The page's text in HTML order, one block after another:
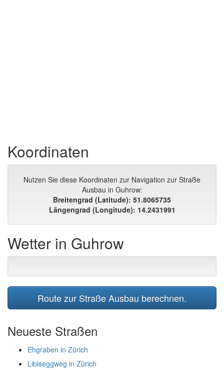
Koordinaten
Nutzen Sie diese Koordinaten zur Navigation zur Straße
Ausbau in Guhrow:
Breitengrad (Latitude): 51.8065735
Längengrad (Longitude): 14.2431991
Wetter in Guhrow
Route zur Straße Ausbau berechnen.
Neueste Straßen
Ehgraben in Zürich
Libiseggweg in Zürich